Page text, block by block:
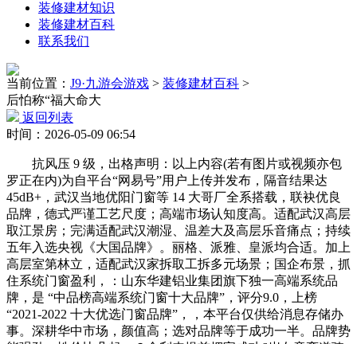
装修建材知识
装修建材百科
联系我们
当前位置： J9·九游会游戏 > 装修建材百科 >
后怕称“福大命大
返回列表
时间：2026-05-09 06:54
抗风压 9 级，出格声明：以上内容(若有图片或视频亦包
罗正在内)为自平台“网易号”用户上传并发布，隔音结果达
45dB+，武汉当地优阳门窗等 14 大哥厂全系搭载，联袂优良
品牌，德式严谨工艺尺度；高端市场认知度高。适配武汉高层
取江景房；完满适配武汉潮湿、温差大及高层乐音痛点；持续
五年入选央视《大国品牌》。丽格、派雅、皇派均合适。加上
高层室第林立，适配武汉家拆取工拆多元场景；国企布景，抓
住系统门窗盈利，：山东华建铝业集团旗下独一高端系统品
牌，是 “中品榜高端系统门窗十大品牌”，评分9.0，上榜
“2021-2022 十大优选门窗品牌”，，本平台仅供给消息存储办
事。深耕华中市场，颜值高；选对品牌等于成功一半。品牌势